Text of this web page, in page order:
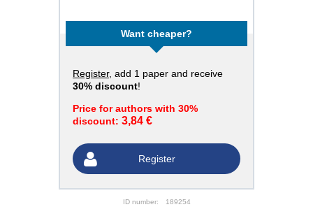
Want cheaper?
Register, add 1 paper and receive
30% discount!
Price for authors with 30%
discount: 3,84 €
Register
ID number: 189254